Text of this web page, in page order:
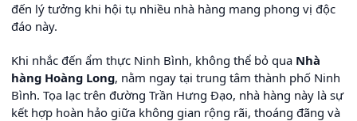
đến lý tưởng khi hội tụ nhiều nhà hàng mang phong vị độc
đáo này.
Khi nhắc đến ẩm thực Ninh Bình, không thể bỏ qua Nhà
hàng Hoàng Long, nằm ngay tại trung tâm thành phố Ninh
Bình. Tọa lạc trên đường Trần Hưng Đạo, nhà hàng này là sự
kết hợp hoàn hảo giữa không gian rộng rãi, thoáng đãng và